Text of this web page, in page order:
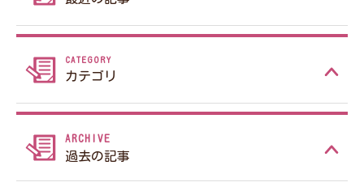
カテゴリ
過去の記事